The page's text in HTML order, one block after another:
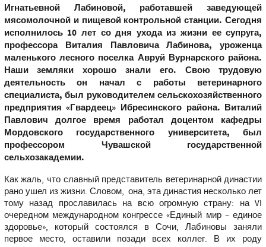
Игнатьевной Лабиновой, работавшей заведующей
мясомолочной и пищевой контрольной станции. Сегодня
исполнилось 10 лет со дня ухода из жизни ее супруга,
профессора Виталия Павловича Лабинова, уроженца
маленького лесного поселка Авруй Вурнарского района.
Наши земляки хорошо знали его. Свою трудовую
деятельность он начал с работы ветеринарного
специалиста, был руководителем сельскохозяйственного
предприятия «Гвардеец» Ибресинского района. Виталий
Павлович долгое время работал доцентом кафедры
Мордовского государственного университета, был
профессором Чувашской государственной
сельхозакадемии.
Как жаль, что славный представитель ветеринарной династии
рано ушел из жизни. Словом, она, эта династия несколько лет
тому назад прославилась на всю огромную страну: на VI
очередном международном конгрессе «Единый мир – единое
здоровье», который состоялся в Сочи, Лабиновы заняли
первое место, оставили позади всех коллег. В их роду